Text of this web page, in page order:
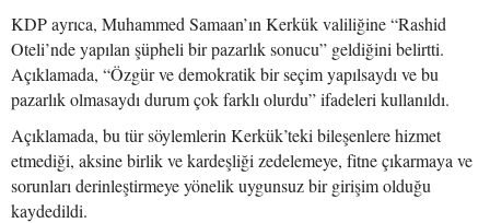
KDP ayrıca, Muhammed Samaan’ın Kerkük valiliğine “Rashid
Oteli’nde yapılan şüpheli bir pazarlık sonucu” geldiğini belirtti.
Açıklamada, “Özgür ve demokratik bir seçim yapılsaydı ve bu
pazarlık olmasaydı durum çok farklı olurdu” ifadeleri kullanıldı.
Açıklamada, bu tür söylemlerin Kerkük’teki bileşenlere hizmet
etmediği, aksine birlik ve kardeşliği zedelemeye, fitne çıkarmaya ve
sorunları derinleştirmeye yönelik uygunsuz bir girişim olduğu
kaydedildi.